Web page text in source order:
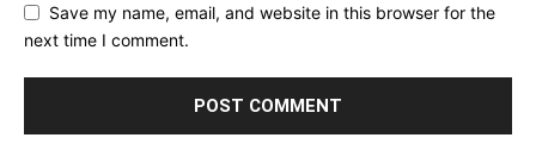
Save my name, email, and website in this browser for the
next time I comment.